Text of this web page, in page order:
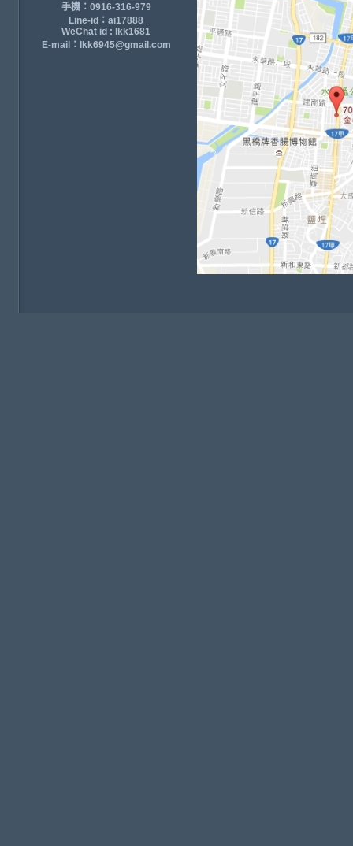
手機：0916-316-979
Line-id：ai17888
WeChat id : lkk1681
E-mail：lkk6945@gmail.com